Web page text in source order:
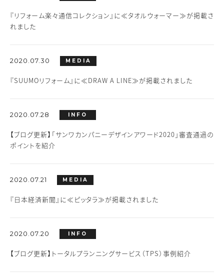
『リフォーム楽々通信コレクション』に≪タオルウォーマー≫が掲載さ
れました
2020.07.30 MEDIA
『SUUMOリフォーム』に≪DRAW A LINE≫が掲載されました
2020.07.28 INFO
【ブログ更新】「サンワカンパニーデザインアワード2020」審査通過の
ポイントを紹介
2020.07.21 MEDIA
『日本経済新聞』に≪ピッタラ≫が掲載されました
2020.07.20 INFO
【ブログ更新】トータルプランニングサービス（TPS）事例紹介